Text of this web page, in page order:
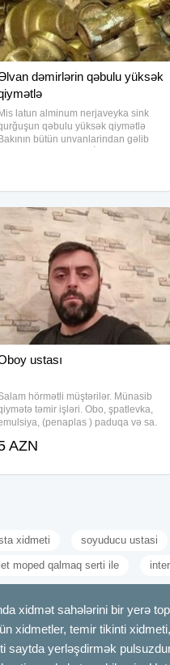
dəmirlərin qəbulu yüksək
latun alminum nerjaveyka sink
qəbulu yüksək qiymətlə
bütün unvanlarindan gəlib
nerj sink
ustası
hörmətli müştərilər. Münasib
təmir işləri. Obo, şpatlevka,
(penaplas ) paduqa və sa.
-lada əlaqə saxlaya
AZN
xidmeti soyuducu ustasi
moped qalmaq serti ile
xidmət sahələrini bir yerə
xidmetler, temir tikinti
saytda yerləşdirmək